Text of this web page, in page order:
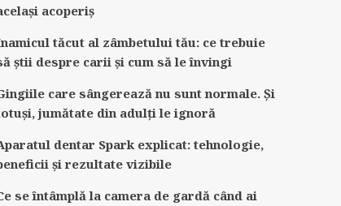
acoperiș
tăcut al zâmbetului tău: ce trebuie
știi despre carii și cum să le învingi
care sângerează nu sunt normale. Și
jumătate din adulți le ignoră
dentar Spark explicat: tehnologie,
și rezultate vizibile
se întâmplă la camera de gardă când ai